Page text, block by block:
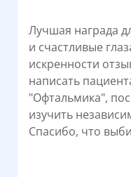
Лучшая награда
и счастливые
искренности
написать
"Офтальмика",
изучить
Спасибо, что